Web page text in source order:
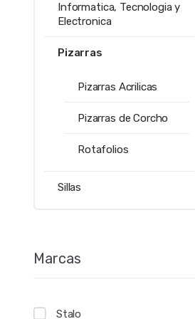
Informatica, Tecnologia y
Electronica
Pizarras
Pizarras Acrilicas
Pizarras de Corcho
Rotafolios
Sillas
Marcas
Stalo